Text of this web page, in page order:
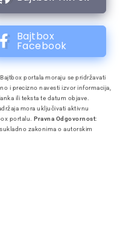
Bajtbox
Facebook
portala moraju se pridržavati
i precizno navesti izvor informacija,
ili teksta te datum objave.
mora uključivati aktivnu
portalu. Pravna Odgovornost:
zakonima o autorskim